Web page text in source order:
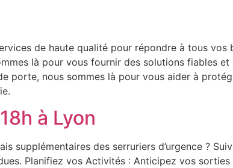
de haute qualité pour répondre à tous vos
là pour vous fournir des solutions fiables et
porte, nous sommes là pour vous aider à
à Lyon
supplémentaires des serruriers d’urgence ?
Planifiez vos Activités : Anticipez vos